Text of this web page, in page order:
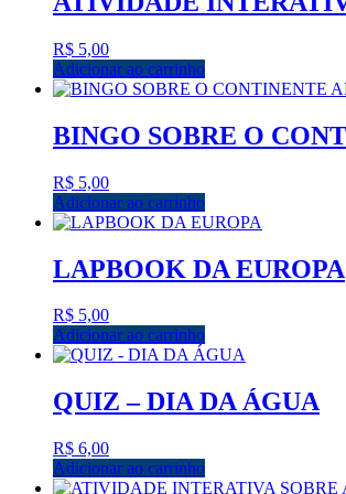
R$ 5,00
Adicionar ao carrinho
BINGO SOBRE O
R$ 5,00
Adicionar ao carrinho
LAPBOOK DA EUROPA
R$ 5,00
Adicionar ao carrinho
QUIZ – DIA DA ÁGUA
R$ 6,00
Adicionar ao carrinho